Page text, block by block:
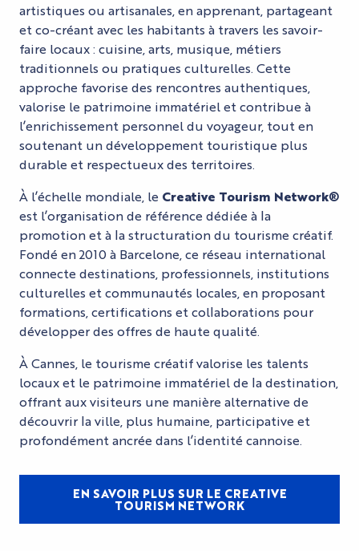
artistiques ou artisanales, en apprenant, partageant
et co-créant avec les habitants à travers les savoir-
faire locaux : cuisine, arts, musique, métiers
traditionnels ou pratiques culturelles. Cette
approche favorise des rencontres authentiques,
valorise le patrimoine immatériel et contribue à
l’enrichissement personnel du voyageur, tout en
soutenant un développement touristique plus
durable et respectueux des territoires.
À l’échelle mondiale, le Creative Tourism Network®
est l’organisation de référence dédiée à la
promotion et à la structuration du tourisme créatif.
Fondé en 2010 à Barcelone, ce réseau international
connecte destinations, professionnels, institutions
culturelles et communautés locales, en proposant
formations, certifications et collaborations pour
développer des offres de haute qualité.
À Cannes, le tourisme créatif valorise les talents
locaux et le patrimoine immatériel de la destination,
offrant aux visiteurs une manière alternative de
découvrir la ville, plus humaine, participative et
profondément ancrée dans l’identité cannoise.
EN SAVOIR PLUS SUR LE CREATIVE
TOURISM NETWORK